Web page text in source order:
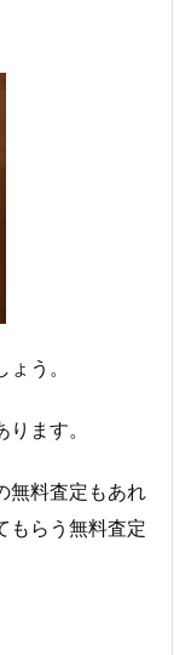
う。
ます。
無料査定もあれ
もらう無料査定